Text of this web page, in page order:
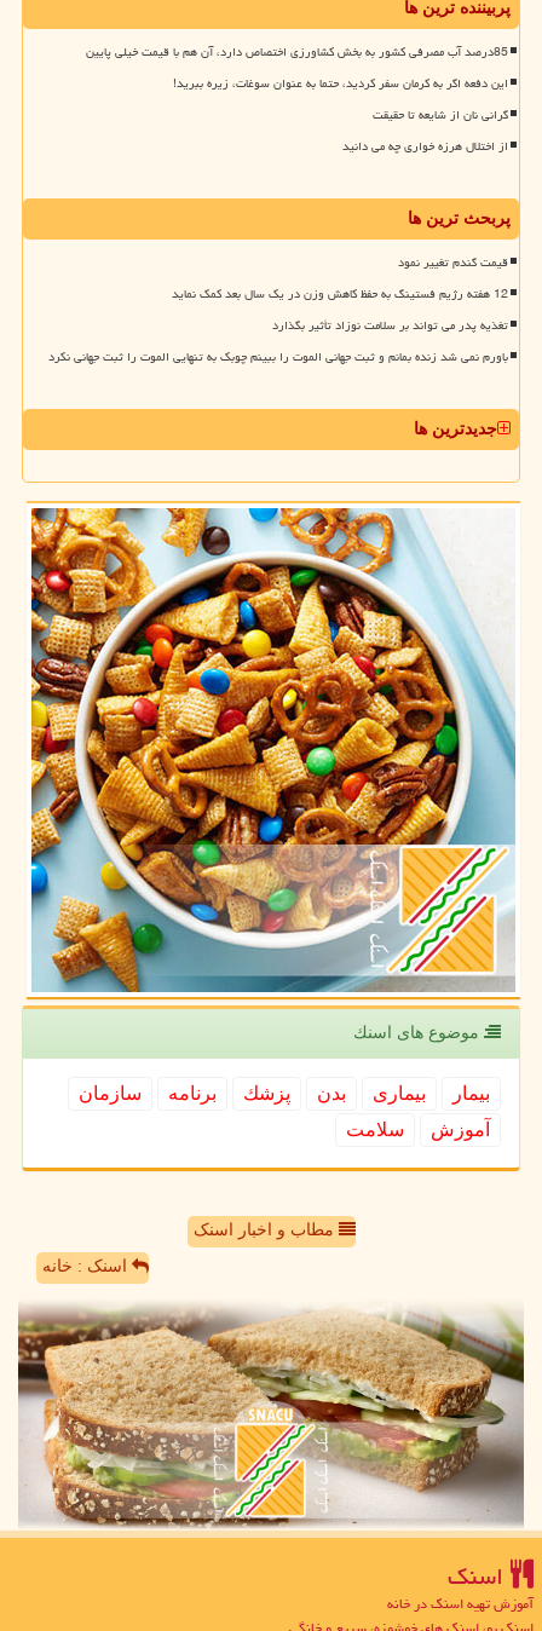
پربیننده ترین ها
85درصد آب مصرفی کشور به بخش کشاورزی اختصاص دارد، آن هم با قیمت خیلی پایین
این دفعه اگر به کرمان سفر کردید، حتما به عنوان سوغات، زیره ببرید!
گرانی نان از شایعه تا حقیقت
از اختلال هرزه خواری چه می دانید
پربحث ترین ها
قیمت گندم تغییر نمود
12 هفته رژیم فستینگ به حفظ کاهش وزن در یک سال بعد کمک نماید
تغذیه پدر می تواند بر سلامت نوزاد تأثیر بگذارد
باورم نمی شد زنده بمانم و ثبت جهانی الموت را ببینم چوبک به تنهایی الموت را ثبت جهانی نکرد
جدیدترین ها
موضوع های اسنك
بیمار بیماری بدن پزشك برنامه
سازمان
آموزش
سلامت
مطاب و اخبار اسنک
اسنک : خانه
اسنك
آموزش تهیه اسنک در خانه